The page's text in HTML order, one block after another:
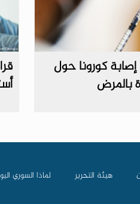
من 115.95 مليون إصابة كورونا حول
هيئة التحرير لماذا السوري